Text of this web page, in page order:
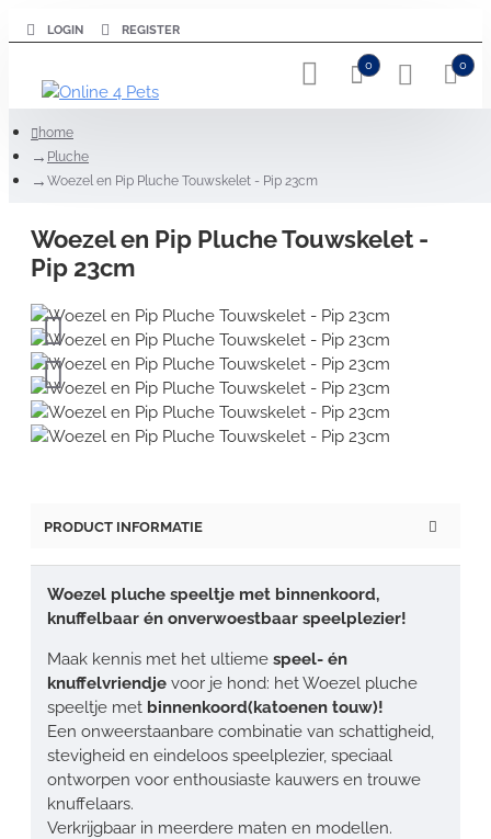
LOGIN REGISTER
0 0
home
Pluche
Woezel en Pip Pluche Touwskelet - Pip 23cm
Woezel en Pip Pluche Touwskelet -
Pip 23cm
PRODUCT INFORMATIE
Woezel pluche speeltje met binnenkoord,
knuffelbaar én onverwoestbaar speelplezier!
Maak kennis met het ultieme speel- én
knuffelvriendje voor je hond: het Woezel pluche
speeltje met binnenkoord(katoenen touw)!
Een onweerstaanbare combinatie van schattigheid,
stevigheid en eindeloos speelplezier, speciaal
ontworpen voor enthousiaste kauwers en trouwe
knuffelaars.
Verkrijgbaar in meerdere maten en modellen.